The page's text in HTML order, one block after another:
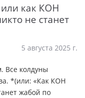
как КОН
не станет
5 августа 2025 г.
Все колдуны
*(или: «Как КОН
жабой по